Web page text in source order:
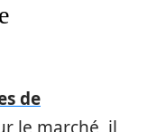
de
le marché, il